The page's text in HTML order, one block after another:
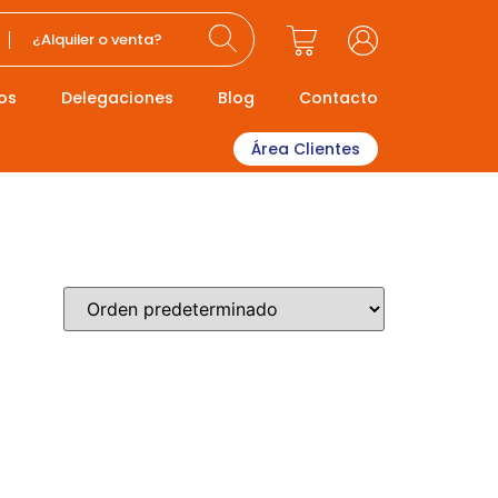
¿Alquiler o venta?
Delegaciones Blog Contacto
Área Clientes